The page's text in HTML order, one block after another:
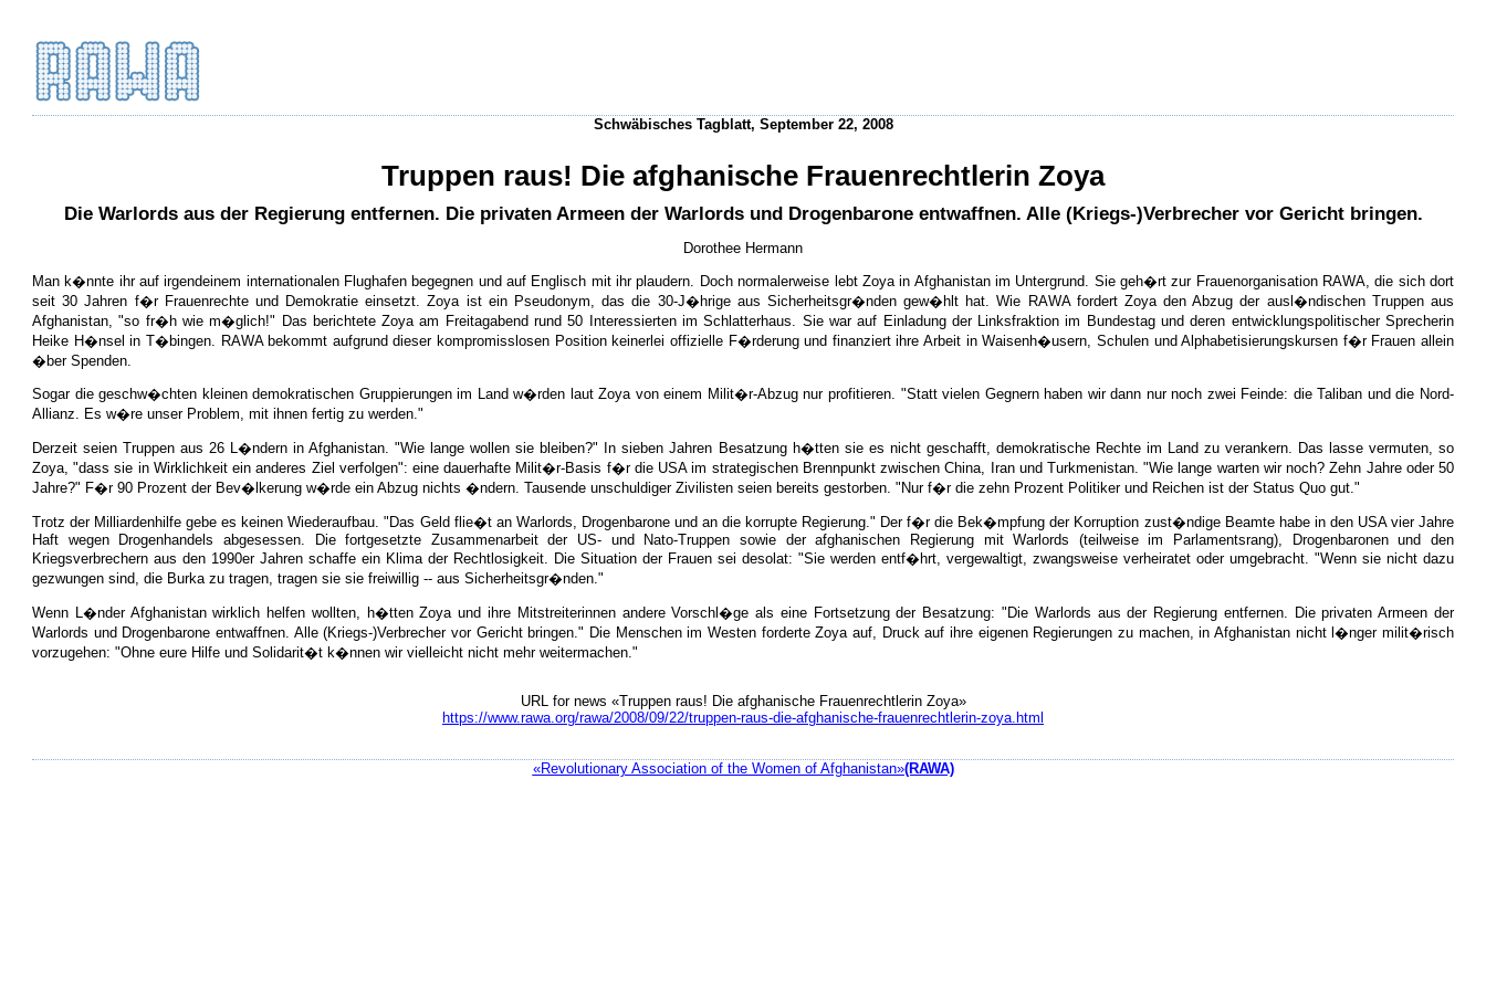
Schwäbisches Tagblatt, September 22, 2008
Truppen raus! Die afghanische Frauenrechtlerin Zoya
Die Warlords aus der Regierung entfernen. Die privaten Armeen der Warlords und Drogenbarone entwaffnen. Alle (Kriegs-)Verbrecher vor Gericht bringen.
Dorothee Hermann
Man k�nnte ihr auf irgendeinem internationalen Flughafen begegnen und auf Englisch mit ihr plaudern. Doch normalerweise lebt Zoya in Afghanistan im Untergrund. Sie geh�rt zur Frauenorganisation RAWA, die sich dort
seit 30 Jahren f�r Frauenrechte und Demokratie einsetzt. Zoya ist ein Pseudonym, das die 30-J�hrige aus Sicherheitsgr�nden gew�hlt hat. Wie RAWA fordert Zoya den Abzug der ausl�ndischen Truppen aus
Afghanistan, "so fr�h wie m�glich!" Das berichtete Zoya am Freitagabend rund 50 Interessierten im Schlatterhaus. Sie war auf Einladung der Linksfraktion im Bundestag und deren entwicklungspolitischer Sprecherin
Heike H�nsel in T�bingen. RAWA bekommt aufgrund dieser kompromisslosen Position keinerlei offizielle F�rderung und finanziert ihre Arbeit in Waisenh�usern, Schulen und Alphabetisierungskursen f�r Frauen allein
�ber Spenden.
Sogar die geschw�chten kleinen demokratischen Gruppierungen im Land w�rden laut Zoya von einem Milit�r-Abzug nur profitieren. "Statt vielen Gegnern haben wir dann nur noch zwei Feinde: die Taliban und die Nord-
Allianz. Es w�re unser Problem, mit ihnen fertig zu werden."
Derzeit seien Truppen aus 26 L�ndern in Afghanistan. "Wie lange wollen sie bleiben?" In sieben Jahren Besatzung h�tten sie es nicht geschafft, demokratische Rechte im Land zu verankern. Das lasse vermuten, so
Zoya, "dass sie in Wirklichkeit ein anderes Ziel verfolgen": eine dauerhafte Milit�r-Basis f�r die USA im strategischen Brennpunkt zwischen China, Iran und Turkmenistan. "Wie lange warten wir noch? Zehn Jahre oder 50
Jahre?" F�r 90 Prozent der Bev�lkerung w�rde ein Abzug nichts �ndern. Tausende unschuldiger Zivilisten seien bereits gestorben. "Nur f�r die zehn Prozent Politiker und Reichen ist der Status Quo gut."
Trotz der Milliardenhilfe gebe es keinen Wiederaufbau. "Das Geld flie�t an Warlords, Drogenbarone und an die korrupte Regierung." Der f�r die Bek�mpfung der Korruption zust�ndige Beamte habe in den USA vier Jahre
Haft wegen Drogenhandels abgesessen. Die fortgesetzte Zusammenarbeit der US- und Nato-Truppen sowie der afghanischen Regierung mit Warlords (teilweise im Parlamentsrang), Drogenbaronen und den
Kriegsverbrechern aus den 1990er Jahren schaffe ein Klima der Rechtlosigkeit. Die Situation der Frauen sei desolat: "Sie werden entf�hrt, vergewaltigt, zwangsweise verheiratet oder umgebracht. "Wenn sie nicht dazu
gezwungen sind, die Burka zu tragen, tragen sie sie freiwillig -- aus Sicherheitsgr�nden."
Wenn L�nder Afghanistan wirklich helfen wollten, h�tten Zoya und ihre Mitstreiterinnen andere Vorschl�ge als eine Fortsetzung der Besatzung: "Die Warlords aus der Regierung entfernen. Die privaten Armeen der
Warlords und Drogenbarone entwaffnen. Alle (Kriegs-)Verbrecher vor Gericht bringen." Die Menschen im Westen forderte Zoya auf, Druck auf ihre eigenen Regierungen zu machen, in Afghanistan nicht l�nger milit�risch
vorzugehen: "Ohne eure Hilfe und Solidarit�t k�nnen wir vielleicht nicht mehr weitermachen."
URL for news «Truppen raus! Die afghanische Frauenrechtlerin Zoya»
https://www.rawa.org/rawa/2008/09/22/truppen-raus-die-afghanische-frauenrechtlerin-zoya.html
«Revolutionary Association of the Women of Afghanistan»(RAWA)